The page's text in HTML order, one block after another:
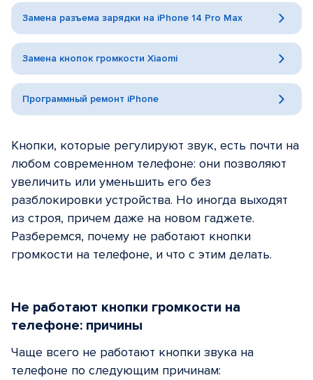
Замена разъема зарядки на iPhone 14 Pro Max
Замена кнопок громкости Xiaomi
Программный ремонт iPhone
Кнопки, которые регулируют звук, есть почти на
любом современном телефоне: они позволяют
увеличить или уменьшить его без
разблокировки устройства. Но иногда выходят
из строя, причем даже на новом гаджете.
Разберемся, почему не работают кнопки
громкости на телефоне, и что с этим делать.
Не работают кнопки громкости на
телефоне: причины
Чаще всего не работают кнопки звука на
телефоне по следующим причинам: